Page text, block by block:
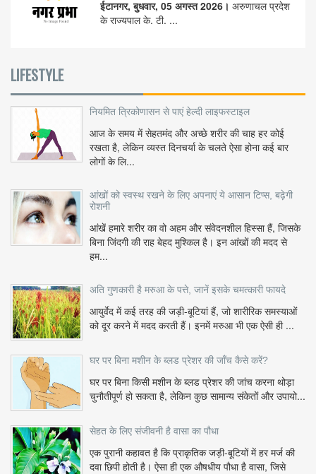
ईटानगर, बुधवार, 05 अगस्त 2026। अरुणाचल प्रदेश
के राज्यपाल के. टी. ...
LIFESTYLE
नियमित त्रिकोणासन से पाएं हेल्दी लाइफस्टाइल
आज के समय में सेहतमंद और अच्छे शरीर की चाह हर कोई
रखता है, लेकिन व्यस्त दिनचर्या के चलते ऐसा होना कई बार
लोगों के लि...
आंखों को स्वस्थ रखने के लिए अपनाएं ये आसान टिप्स, बढ़ेगी
रोशनी
आंखें हमारे शरीर का वो अहम और संवेदनशील हिस्सा हैं, जिसके
बिना जिंदगी की राह बेहद मुश्किल है। इन आंखों की मदद से
हम...
अति गुणकारी है मरुआ के पत्ते, जानें इसके चमत्कारी फायदे
आयुर्वेद में कई तरह की जड़ी-बूटियां हैं, जो शारीरिक समस्याओं
को दूर करने में मदद करती हैं। इनमें मरुआ भी एक ऐसी ही ...
घर पर बिना मशीन के ब्लड प्रेशर की जाँच कैसे करें?
घर पर बिना किसी मशीन के ब्लड प्रेशर की जांच करना थोड़ा
चुनौतीपूर्ण हो सकता है, लेकिन कुछ सामान्य संकेतों और उपायो...
सेहत के लिए संजीवनी है वासा का पौधा
एक पुरानी कहावत है कि प्राकृतिक जड़ी-बूटियों में हर मर्ज की
दवा छिपी होती है। ऐसा ही एक औषधीय पौधा है वासा, जिसे